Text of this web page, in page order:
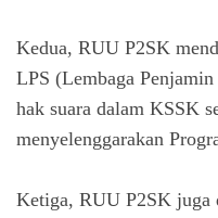
Kedua, RUU P2SK
LPS (Lembaga
hak suara dalam KSSK
menyelenggarakan
Ketiga, RUU P2SK juga